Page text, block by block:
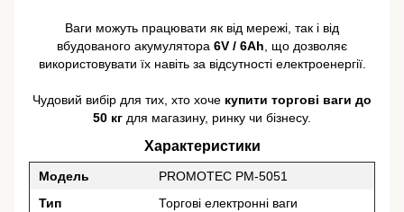
Ваги можуть працювати як від мережі, так і від
вбудованого акумулятора 6V / 6Ah , що дозволяє
використовувати їх навіть за відсутності електроенергії.
Чудовий вибір для тих, хто хоче купити торгові ваги до
50 кг для магазину, ринку чи бізнесу.
Характеристики
Модель
PROMOTEC PM-5051
Тип
Торгові електронні ваги